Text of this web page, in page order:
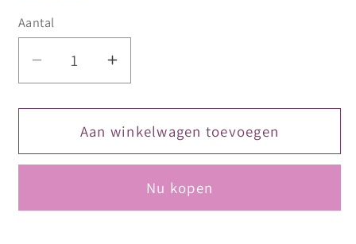
Aantal
Aantal
verlagen
voor
Diamondline
Limited
Touched
Aantal
verhogen
voor
Diamondline
Limited
Edition
Touched
Aan winkelwagen toevoegen
Nu kopen